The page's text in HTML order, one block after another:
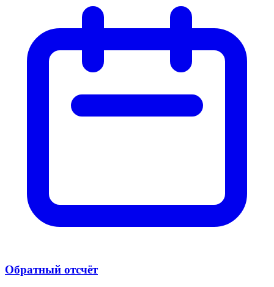
Обратный отсчёт